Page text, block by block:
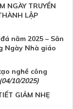
NGÀY TRUYỀN
LẬP
năm 2025 – Sân
Ngày Nhà giáo
nghề công
(04/10/2025)
GIẢM NHẸ